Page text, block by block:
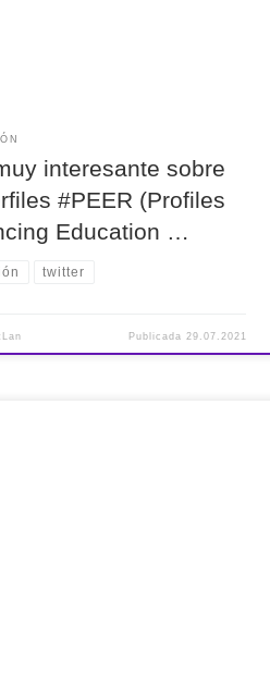
interesante sobre
#PEER (Profiles
Education …
twitter
Publicada 29.07.2021